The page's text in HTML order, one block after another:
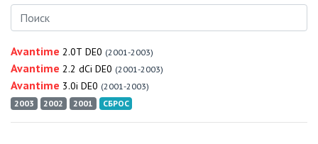
Avantime 2.0T DE0 (2001-2003)
Avantime 2.2 dCi DE0 (2001-2003)
Avantime 3.0i DE0 (2001-2003)
2003
2002 2001 СБРОС